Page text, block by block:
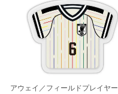
アウェイ／フィールドプレイヤー